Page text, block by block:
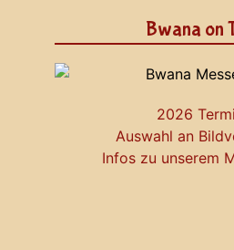
Bwana on
2026
Auswahl an
Infos zu unserem